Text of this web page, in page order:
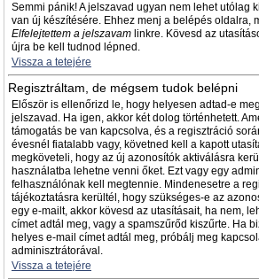
Semmi pánik! A jelszavad ugyan nem lehet utólag
van új készítésére. Ehhez menj a belépés oldalra,
Elfelejtettem a jelszavam linkre. Kövesd az
újra be kell tudnod lépned.
Vissza a tetejére
Regisztráltam, de mégsem tudok belépni
Először is ellenőrizd le, hogy helyesen adtad-e
jelszavad. Ha igen, akkor két dolog történhetett.
támogatás be van kapcsolva, és a regisztráció
évesnél fiatalabb vagy, követned kell a kapott
megköveteli, hogy az új azonosítók aktiválásra
használatba lehetne venni őket. Ezt vagy egy
felhasználónak kell megtennie. Mindenesetre a
tájékoztatásra kerültél, hogy szükséges-e az
egy e-mailt, akkor kövesd az utasításait, ha nem,
címet adtál meg, vagy a spamszűrőd kiszűrte. Ha
helyes e-mail címet adtál meg, próbálj meg
adminisztrátorával.
Vissza a tetejére